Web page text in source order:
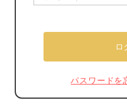
パスワードを